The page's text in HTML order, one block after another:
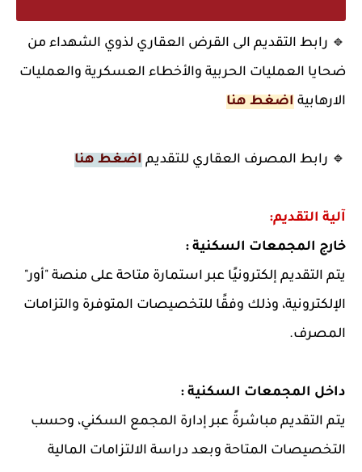
🔹 رابط التقديم الى القرض العقاري لذوي الشهداء من
ضحايا العمليات الحربية والأخطاء العسكرية والعمليات
الارهابية اضغط هنا
🔹 رابط المصرف العقاري للتقديم اضغط هنا
آلية التقديم:
خارج المجمعات السكنية :
يتم التقديم إلكترونيًا عبر استمارة متاحة على منصة "أور"
الإلكترونية، وذلك وفقًا للتخصيصات المتوفرة والتزامات
المصرف.
داخل المجمعات السكنية :
يتم التقديم مباشرةً عبر إدارة المجمع السكني، وحسب
التخصيصات المتاحة وبعد دراسة الالتزامات المالية